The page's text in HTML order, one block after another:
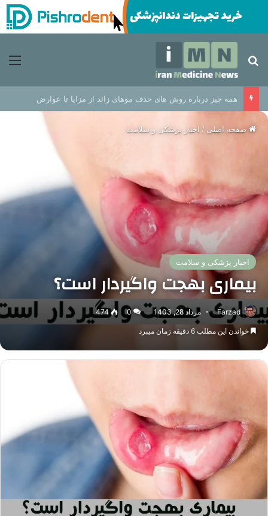
جستجو برای
همه چیز درباره روش های حذف موهای زائد از مزایا تا عوارض
صفحه اصلی / اخبار پزشکی و سلامت
اخبار پزشکی و سلامت
بیماری بهجت واگیردار است؟
Farzad مرداد 28, 1403 0
474
خواندن این مطلب 6 دقیقه زمان میبرد